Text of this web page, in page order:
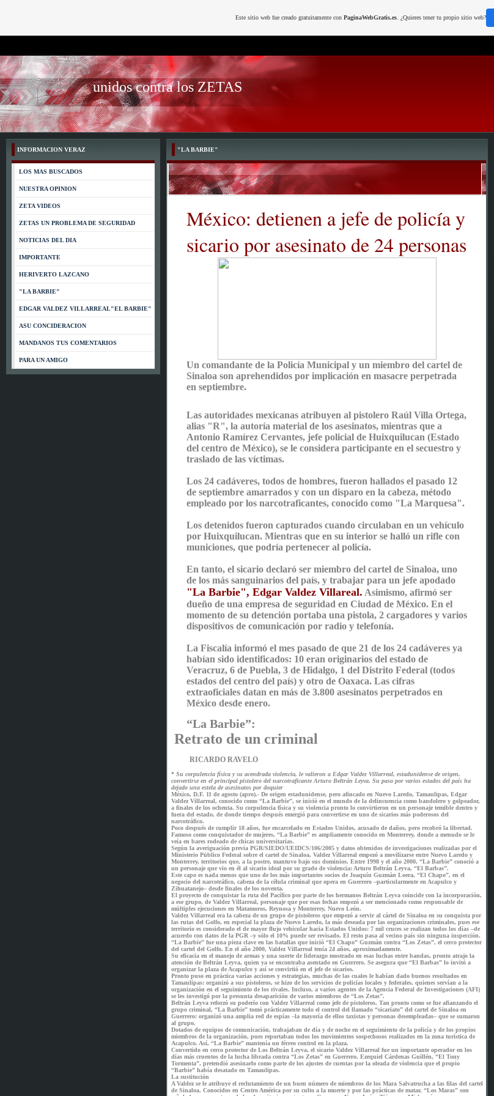
unidos contra los ZETAS
INFORMACION VERAZ
LOS MAS BUSCADOS
NUESTRA OPINION
ZETA VIDEOS
ZETAS UN PROBLEMA DE SEGURIDAD
NOTICIAS DEL DIA
IMPORTANTE
HERIVERTO LAZCANO
"LA BARBIE"
EDGAR VALDEZ VILLARREAL"EL BARBIE"
ASU CONCIDERACION
MANDANOS TUS COMENTARIOS
PARA UN AMIGO
"LA BARBIE"
México: detienen a jefe de policía y
sicario por asesinato de 24 personas
Un comandante de la Policía Municipal y un miembro del cartel de
Sinaloa son aprehendidos por implicación en masacre perpetrada
en septiembre.
Las autoridades mexicanas atribuyen al pistolero Raúl Villa Ortega,
alias "R", la autoría material de los asesinatos, mientras que a
Antonio Ramírez Cervantes, jefe policial de Huixquilucan (Estado
del centro de México), se le considera participante en el secuestro y
traslado de las víctimas.
Los 24 cadáveres, todos de hombres, fueron hallados el pasado 12
de septiembre amarrados y con un disparo en la cabeza, método
empleado por los narcotraficantes, conocido como "La Marquesa".
Los detenidos fueron capturados cuando circulaban en un vehículo
por Huixquilucan. Mientras que en su interior se halló un rifle con
municiones, que podría pertenecer al policía.
En tanto, el sicario declaró ser miembro del cartel de Sinaloa, uno
de los más sanguinarios del país, y trabajar para un jefe apodado
"La Barbie", Edgar Valdez Villareal. Asimismo, afirmó ser
dueño de una empresa de seguridad en Ciudad de México. En el
momento de su detención portaba una pistola, 2 cargadores y varios
dispositivos de comunicación por radio y telefonía.
La Fiscalía informó el mes pasado de que 21 de los 24 cadáveres ya
habían sido identificados: 10 eran originarios del estado de
Veracruz, 6 de Puebla, 3 de Hidalgo, 1 del Distrito Federal (todos
estados del centro del país) y otro de Oaxaca. Las cifras
extraoficiales datan en más de 3.800 asesinatos perpetrados en
México desde enero.
“La Barbie”:
Retrato de un criminal
RICARDO RAVELO
* Su corpulencia física y su acendrada violencia, le valieron a Edgar Valdez Villarreal, estadunidense de origen,
convertirse en el principal pistolero del narcotraficante Arturo Beltrán Leyva. Su paso por varios estados del país ha
dejado una estela de asesinatos por doquier
México, D.F. 11 de agosto (apro).- De origen estadunidense, pero afincado en Nuevo Laredo, Tamaulipas, Edgar
Valdez Villarreal, conocido como “La Barbie”, se inició en el mundo de la delincuencia como bandolero y golpeador,
a finales de los ochenta. Su corpulencia física y su violencia pronto lo convirtieron en un personaje temible dentro y
fuera del estado, de donde tiempo después emergió para convertirse en uno de sicarios más poderosos del
narcotráfico.
Poco después de cumplir 18 años, fue encarcelado en Estados Unidos, acusado de daños, pero recobró la libertad.
Famoso como conquistador de mujeres, “La Barbie” es ampliamente conocido en Monterrey, donde a menudo se le
veía en bares rodeado de chicas universitarias.
Según la averiguación previa PGR/SIEDO/UEIDCS/106/2005 y datos obtenidos de investigaciones realizadas por el
Ministerio Público Federal sobre el cartel de Sinaloa, Valdez Villarreal empezó a movilizarse entre Nuevo Laredo y
Monterrey, territorios que, a la postre, mantuvo bajo sus dominios. Entre 1998 y el año 2000, “La Barbie” conoció a
un personaje que vio en él al sicario ideal por su grado de violencia: Arturo Beltrán Leyva, “El Barbas”.
Este capo es nada menos que uno de los más importantes socios de Joaquín Guzmán Loera, “El Chapo”, en el
negocio del narcotráfico, cabeza de la célula criminal que opera en Guerrero –particularmente en Acapulco y
Zihuatanejo– desde finales de los noventa.
El proyecto de conquistar la ruta del Pacífico por parte de los hermanos Beltrán Leyva coincide con la incorporación,
a ese grupo, de Valdez Villarreal, personaje que por esas fechas empezó a ser mencionado como responsable de
múltiples ejecuciones en Matamoros, Reynosa y Monterrey, Nuevo León.
Valdez Villarreal era la cabeza de un grupo de pistoleros que empezó a servir al cártel de Sinaloa en su conquista por
las rutas del Golfo, en especial la plaza de Nuevo Laredo, la más deseada por las organizaciones criminales, pues ese
territorio es considerado el de mayor flujo vehicular hacia Estados Unidos: 7 mil cruces se realizan todos los días –de
acuerdo con datos de la PGR –y sólo el 10% puede ser revisado. El resto pasa al vecino país sin ninguna inspección.
“La Barbie” fue una pieza clave en las batallas que inició “El Chapo” Guzmán contra “Los Zetas”, el cerco protector
del cartel del Golfo. En el año 2000, Valdez Villarreal tenía 24 años, aproximadamente.
Su eficacia en el manejo de armas y una suerte de liderazgo mostrado en esas luchas entre bandas, pronto atrajo la
atención de Beltrán Leyva, quien ya se encontraba asentado en Guerrero. Se asegura que “El Barbas” lo invitó a
organizar la plaza de Acapulco y así se convirtió en el jefe de sicarios.
Pronto puso en práctica varias acciones y estrategias, muchas de las cuales le habían dado buenos resultados en
Tamaulipas: organizó a sus pistoleros, se hizo de los servicios de policías locales y federales, quienes servían a la
organización en el seguimiento de los rivales. Incluso, a varios agentes de la Agencia Federal de Investigaciones (AFI)
se les investigó por la presunta desaparición de varios miembros de “Los Zetas”.
Beltrán Leyva reforzó su poderío con Valdez Villarreal como jefe de pistoleros. Tan pronto como se fue afianzando el
grupo criminal, “La Barbie” tomó prácticamente todo el control del llamado “sicariato” del cartel de Sinaloa en
Guerrero: organizó una amplia red de espías –la mayoría de ellos taxistas y personas desempleadas– que se sumaron
al grupo.
Dotados de equipos de comunicación, trabajaban de día y de noche en el seguimiento de la policía y de los propios
miembros de la organización, pues reportaban todos los movimientos sospechosos realizados en la zona turística de
Acapulco. Así, “La Barbie” mantenía un férreo control en la plaza.
Convertido en cerco protector de Los Beltrán Leyva, el sicario Valdez Villarreal fue un importante operador en los
días más cruentos de la lucha librada contra “Los Zetas” en Guerrero. Ezequiel Cárdenas Guillén, “El Tony
Tormenta”, pretendió asesinarlo como parte de los ajustes de cuentas por la oleada de violencia que el propio
“Barbie” había desatado en Tamaulipas.
La sustitución
A Valdez se le atribuye el reclutamiento de un buen número de miembros de los Mara Salvatrucha a las filas del cartel
de Sinaloa. Conocidos en Centro América por su culto a la muerte y por las prácticas de matar, “Los Maras” son
Este sitio web fue creado gratuitamente con PaginaWebGratis.es. ¿Quieres tener tu propio sitio web?